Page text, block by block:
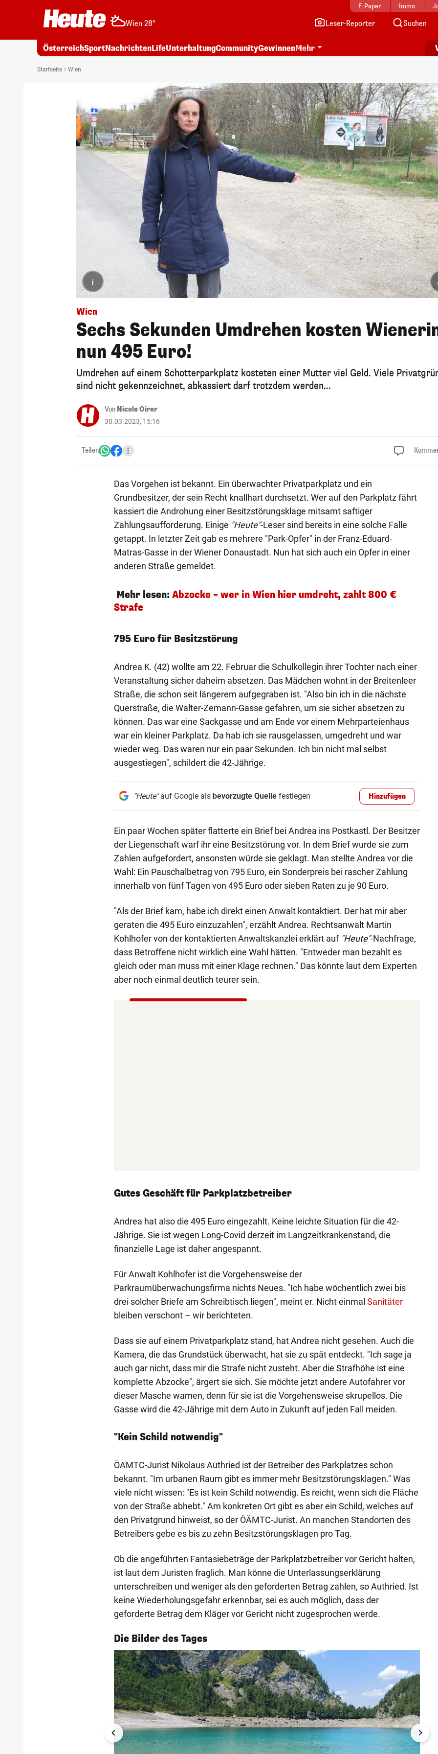
E-Paper Immo
Wien 28° Leser-Reporter Suchen
ÖsterreichSportNachrichtenLifeUnterhaltungCommunityGewinnenMehr
Startseite Wien
i
Wien
Sechs Sekunden Umdrehen kosten
nun 495 Euro!
Umdrehen auf einem Schotterparkplatz kosteten einer Mutter viel Geld. Viele
sind nicht gekennzeichnet, abkassiert darf trotzdem werden…
Von Nicole Oirer
30.03.2023, 15:16
Teilen
Das Vorgehen ist bekannt. Ein überwachter Privatparkplatz und ein
Grundbesitzer, der sein Recht knallhart durchsetzt. Wer auf den Parkplatz fährt
kassiert die Androhung einer Besitzstörungsklage mitsamt saftiger
Zahlungsaufforderung. Einige "Heute"-Leser sind bereits in eine solche Falle
getappt. In letzter Zeit gab es mehrere "Park-Opfer" in der Franz-Eduard-
Matras-Gasse in der Wiener Donaustadt. Nun hat sich auch ein Opfer in einer
anderen Straße gemeldet.
Mehr lesen: Abzocke – wer in Wien hier umdreht, zahlt 800 €
Strafe
795 Euro für Besitzstörung
Andrea K. (42) wollte am 22. Februar die Schulkollegin ihrer Tochter nach einer
Veranstaltung sicher daheim absetzen. Das Mädchen wohnt in der Breitenleer
Straße, die schon seit längerem aufgegraben ist. "Also bin ich in die nächste
Querstraße, die Walter-Zemann-Gasse gefahren, um sie sicher absetzen zu
können. Das war eine Sackgasse und am Ende vor einem Mehrparteienhaus
war ein kleiner Parkplatz. Da hab ich sie rausgelassen, umgedreht und war
wieder weg. Das waren nur ein paar Sekunden. Ich bin nicht mal selbst
ausgestiegen", schildert die 42-Jährige.
"Heute"auf Google als bevorzugte Quellefestlegen Hinzufügen
Ein paar Wochen später flatterte ein Brief bei Andrea ins Postkastl. Der Besitzer
der Liegenschaft warf ihr eine Besitzstörung vor. In dem Brief wurde sie zum
Zahlen aufgefordert, ansonsten würde sie geklagt. Man stellte Andrea vor die
Wahl: Ein Pauschalbetrag von 795 Euro, ein Sonderpreis bei rascher Zahlung
innerhalb von fünf Tagen von 495 Euro oder sieben Raten zu je 90 Euro.
"Als der Brief kam, habe ich direkt einen Anwalt kontaktiert. Der hat mir aber
geraten die 495 Euro einzuzahlen", erzählt Andrea. Rechtsanwalt Martin
Kohlhofer von der kontaktierten Anwaltskanzlei erklärt auf "Heute"-Nachfrage,
dass Betroffene nicht wirklich eine Wahl hätten. "Entweder man bezahlt es
gleich oder man muss mit einer Klage rechnen." Das könnte laut dem Experten
aber noch einmal deutlich teurer sein.
Gutes Geschäft für Parkplatzbetreiber
Andrea hat also die 495 Euro eingezahlt. Keine leichte Situation für die 42-
Jährige. Sie ist wegen Long-Covid derzeit im Langzeitkrankenstand, die
finanzielle Lage ist daher angespannt.
Für Anwalt Kohlhofer ist die Vorgehensweise der
Parkraumüberwachungsfirma nichts Neues. "Ich habe wöchentlich zwei bis
drei solcher Briefe am Schreibtisch liegen", meint er. Nicht einmal Sanitäter
bleiben verschont – wir berichteten.
Dass sie auf einem Privatparkplatz stand, hat Andrea nicht gesehen. Auch die
Kamera, die das Grundstück überwacht, hat sie zu spät entdeckt. "Ich sage ja
auch gar nicht, dass mir die Strafe nicht zusteht. Aber die Strafhöhe ist eine
komplette Abzocke", ärgert sie sich. Sie möchte jetzt andere Autofahrer vor
dieser Masche warnen, denn für sie ist die Vorgehensweise skrupellos. Die
Gasse wird die 42-Jährige mit dem Auto in Zukunft auf jeden Fall meiden.
"Kein Schild notwendig"
ÖAMTC-Jurist Nikolaus Authried ist der Betreiber des Parkplatzes schon
bekannt. "Im urbanen Raum gibt es immer mehr Besitzstörungsklagen." Was
viele nicht wissen: "Es ist kein Schild notwendig. Es reicht, wenn sich die Fläche
von der Straße abhebt." Am konkreten Ort gibt es aber ein Schild, welches auf
den Privatgrund hinweist, so der ÖÄMTC-Jurist. An manchen Standorten des
Betreibers gebe es bis zu zehn Besitzstörungsklagen pro Tag.
Ob die angeführten Fantasiebeträge der Parkplatzbetreiber vor Gericht halten,
ist laut dem Juristen fraglich. Man könne die Unterlassungserklärung
unterschreiben und weniger als den geforderten Betrag zahlen, so Authried. Ist
keine Wiederholungsgefahr erkennbar, sei es auch möglich, dass der
geforderte Betrag dem Kläger vor Gericht nicht zugesprochen werde.
Die Bilder des Tages
1/55